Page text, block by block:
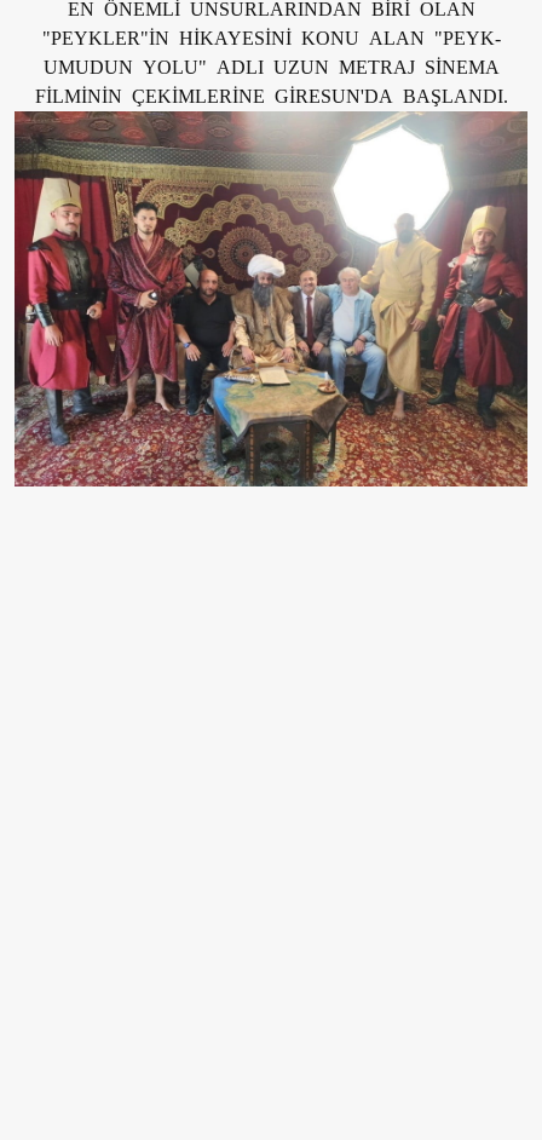
EN ÖNEMLİ UNSURLARINDAN BİRİ OLAN
"PEYKLER"İN HİKAYESİNİ KONU ALAN "PEYK-
UMUDUN YOLU" ADLI UZUN METRAJ SİNEMA
FİLMİNİN ÇEKİMLERİNE GİRESUN'DA BAŞLANDI.